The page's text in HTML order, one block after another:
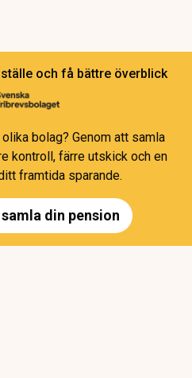
och få bättre överblick
bolag? Genom att samla
kontroll, färre utskick och en
framtida sparande.
din pension